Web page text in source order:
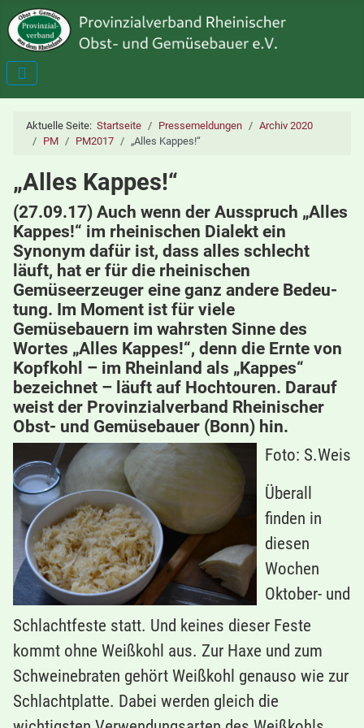
Aktuelle Seite: Startseite Pressemeldungen
Archiv 2020
PM
PM2017 „Alles Kappes!“
„Alles Kappes!“
(27.09.17) Auch wenn der Ausspruch „Alles
Kappes!“ im rheinischen Dialekt ein
Synonym dafür ist, dass alles schlecht
läuft, hat er für die rheinischen
Gemüseerzeuger eine ganz andere Bedeu-
tung. Im Moment ist für viele
Gemüsebauern im wahrsten Sinne des
Wortes „Alles Kappes!“, denn die Ernte von
Kopfkohl – im Rheinland als „Kappes“
bezeichnet – läuft auf Hochtouren. Darauf
weist der Provinzialverband Rheinischer
Obst- und Gemüsebauer (Bonn) hin.
Foto: S.Weis
Überall
finden in
diesen
Wochen
Oktober- und
Schlachtfeste statt. Und keines dieser Feste
kommt ohne Weißkohl aus. Zur Haxe und zum
Schweinebraten gehört Weißkohl genauso wie zur
Schlachtplatte. Dabei werden gleich die